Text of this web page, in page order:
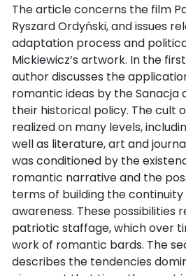
The article concerns the film
Ryszard Ordyński, and issues
adaptation process and
Mickiewicz’s artwork. In the
author discusses the
romantic ideas by the Sanacja
their historical policy. The cult
realized on many levels,
well as literature, art and
was conditioned by the
romantic narrative and the
terms of building the
awareness. These possibilities
patriotic staffage, which over
work of romantic bards. The
describes the tendencies